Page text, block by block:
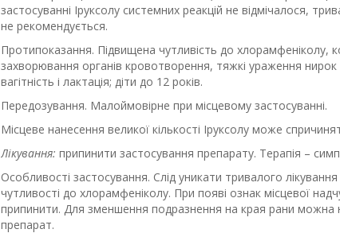
застосуванні Iруксолу системних реакцій не відмічалося,
не рекомендується.
Протипоказання. Підвищена чутливість до хлорамфеніколу,
захворювання органів кровотворення, тяжкі ураження нирок
вагітність і лактація; діти до 12 років.
Передозування. Малоймовірне при місцевому застосуванні.
Місцеве нанесення великої кількості Іруксолу може
Лікування: припинити застосування препарату. Терапія –
Особливості застосування. Слід уникати тривалого
чутливості до хлорамфеніколу. При появі ознак місцевої
припинити. Для зменшення подразнення на края рани можна
препарат.